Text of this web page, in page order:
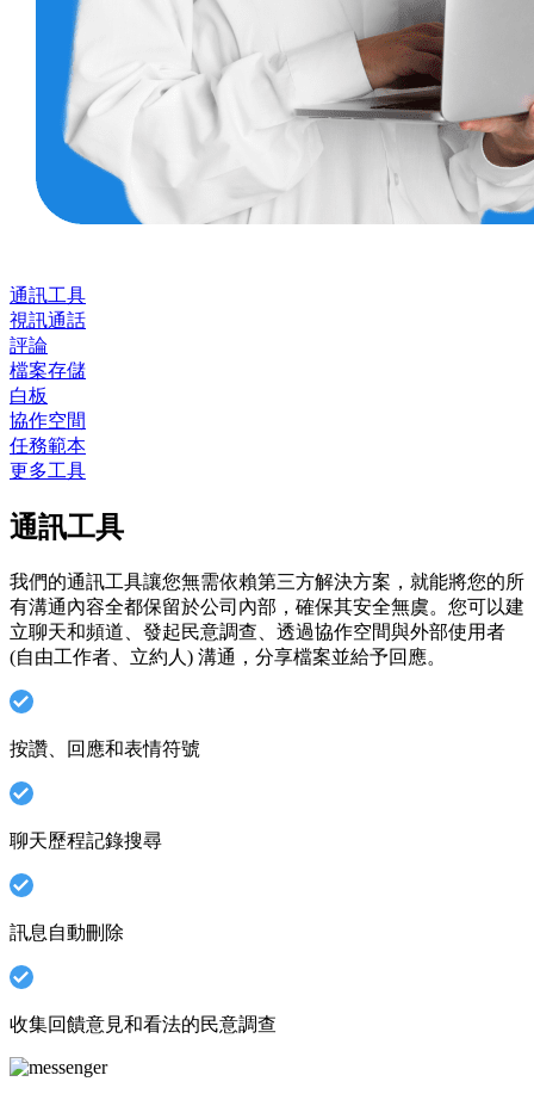
通訊工具
視訊通話
評論
檔案存儲
白板
協作空間
任務範本
更多工具
通訊工具
我們的通訊工具讓您無需依賴第三方解決方案，就能將您的所
有溝通內容全都保留於公司內部，確保其安全無虞。您可以建
立聊天和頻道、發起民意調查、透過協作空間與外部使用者
(自由工作者、立約人) 溝通，分享檔案並給予回應。
按讚、回應和表情符號
聊天歷程記錄搜尋
訊息自動刪除
收集回饋意見和看法的民意調查